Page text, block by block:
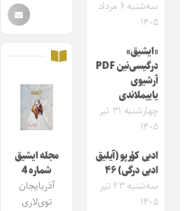
سه‌شنبه ۶ مرداد
۱۴۰۵
«ایشیق»
درگیسی‌نین PDF
آرشیوی
یاییملاندی
چهارشنبه ۳۱ تیر
۱۴۰۵
ادبی کؤرپو (آیلیق
ادبی درگی) ۴۶
سه‌شنبه ۲۳ تیر
۱۴۰۵
مجله ایشیق
شماره 4
آذربایجان
توی‌لاری